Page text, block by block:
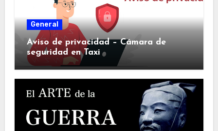
General
Aviso de privacidad – Cámara de
seguridad en Taxi